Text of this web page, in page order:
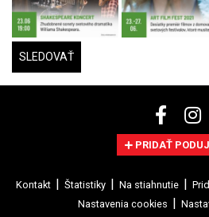
SLEDOVAŤ
PRIDAŤ
Kontakt Štatistiky Na stiahnutie
Nastavenia cookies